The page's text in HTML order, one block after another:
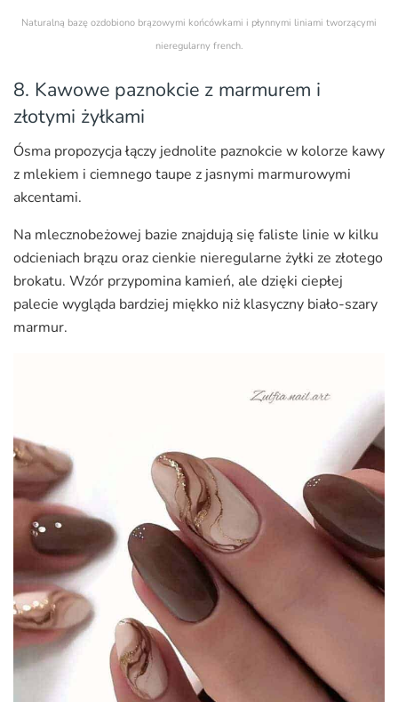
Naturalną bazę ozdobiono brązowymi końcówkami i płynnymi liniami tworzącymi
nieregularny french.
8. Kawowe paznokcie z marmurem i
złotymi żyłkami
Ósma propozycja łączy jednolite paznokcie w kolorze kawy
z mlekiem i ciemnego taupe z jasnymi marmurowymi
akcentami.
Na mlecznobeżowej bazie znajdują się faliste linie w kilku
odcieniach brązu oraz cienkie nieregularne żyłki ze złotego
brokatu. Wzór przypomina kamień, ale dzięki ciepłej
palecie wygląda bardziej miękko niż klasyczny biało-szary
marmur.